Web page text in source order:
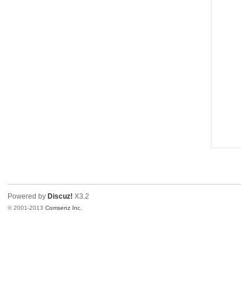
Powered by Discuz! X3.2
© 2001-2013Comsenz Inc.